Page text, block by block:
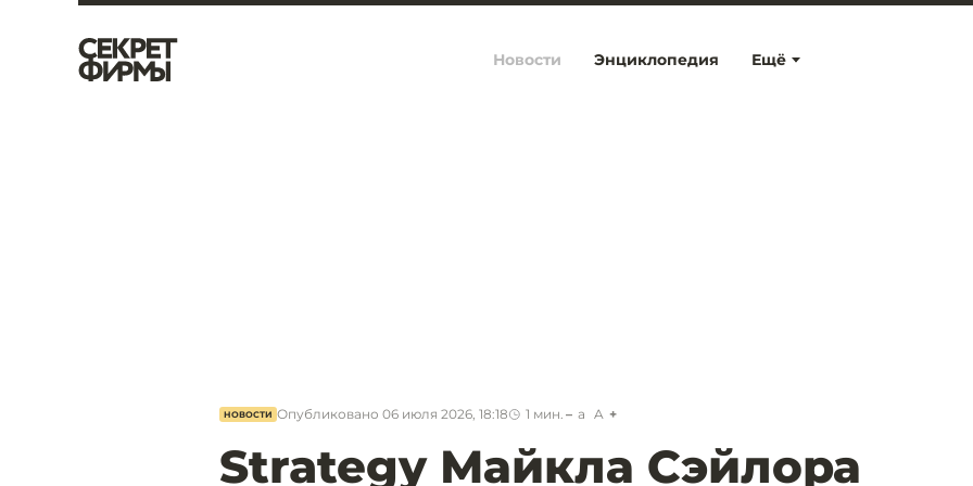
Ещё
Новости Энциклопедия
НОВОСТИ Опубликовано 06 июля 2026, 18:18 1 мин. a A
Strategy Майкла Сэйлора